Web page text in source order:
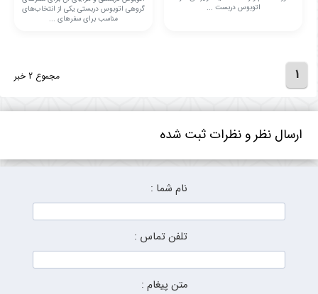
اتوبوس دربست ...
گروهی اتوبوس دربستی یکی از انتخاب‌های
مناسب برای سفرهای ...
1 مجموع 2 خبر
ارسال نظر و نظرات ثبت شده
نام شما :
تلفن تماس :
متن پیغام :